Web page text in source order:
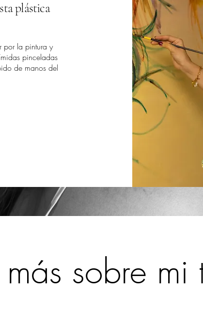
plástica
por la pintura y
pinceladas
de manos del
sobre mi